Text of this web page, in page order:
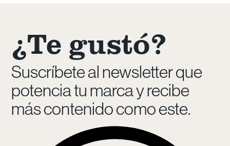
¿Te gustó?
Suscríbete al newsletter que
potencia tu marca y recibe
más contenido como este.